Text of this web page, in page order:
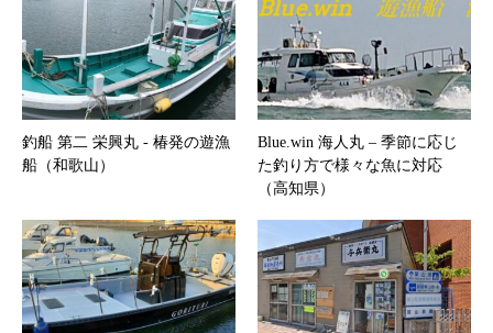
釣船 第二 栄興丸 ‐ 椿発の遊漁
船（和歌山）
Blue.win 海人丸 – 季節に応じ
た釣り方で様々な魚に対応
（高知県）